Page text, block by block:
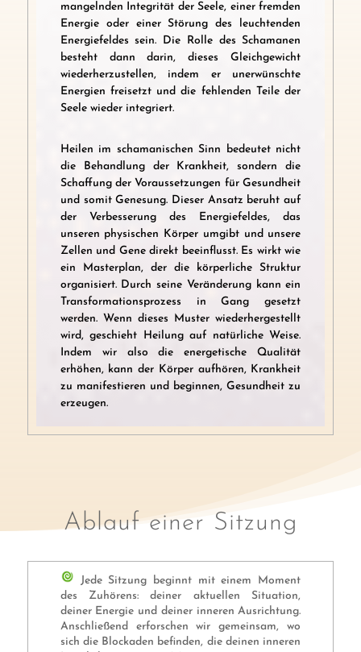
mangelnden Integrität der Seele, einer fremden
Energie oder einer Störung des leuchtenden
Energiefeldes sein. Die Rolle des Schamanen
besteht dann darin, dieses Gleichgewicht
wiederherzustellen, indem er unerwünschte
Energien freisetzt und die fehlenden Teile der
Seele wieder integriert.
Heilen im schamanischen Sinn bedeutet nicht
die Behandlung der Krankheit, sondern die
Schaffung der Voraussetzungen für Gesundheit
und somit Genesung. Dieser Ansatz beruht auf
der Verbesserung des Energiefeldes, das
unseren physischen Körper umgibt und unsere
Zellen und Gene direkt beeinflusst. Es wirkt wie
ein Masterplan, der die körperliche Struktur
organisiert. Durch seine Veränderung kann ein
Transformationsprozess in Gang gesetzt
werden. Wenn dieses Muster wiederhergestellt
wird, geschieht Heilung auf natürliche Weise.
Indem wir also die energetische Qualität
erhöhen, kann der Körper aufhören, Krankheit
zu manifestieren und beginnen, Gesundheit zu
erzeugen.
Ablauf einer Sitzung
Jede Sitzung beginnt mit einem Moment
des Zuhörens: deiner aktuellen Situation,
deiner Energie und deiner inneren Ausrichtung.
Anschließend erforschen wir gemeinsam, wo
sich die Blockaden befinden, die deinen inneren